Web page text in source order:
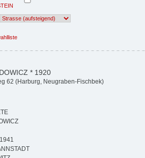
* 1920
62 (Harburg, Neugraben-Fischbek)